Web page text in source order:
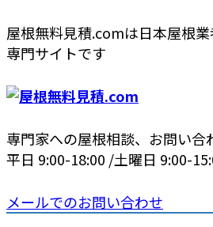
コ
ン
テ
ン
ツ
ス
キ
プ
ナ
ビ
ゲ
ー
シ
ン
に
動
屋根無料見積.comは日本屋根
専門サイトです
専門家への屋根相談、お問い合
平日 9:00-18:00 /土曜日 9:00-
メールでのお問い合わせ